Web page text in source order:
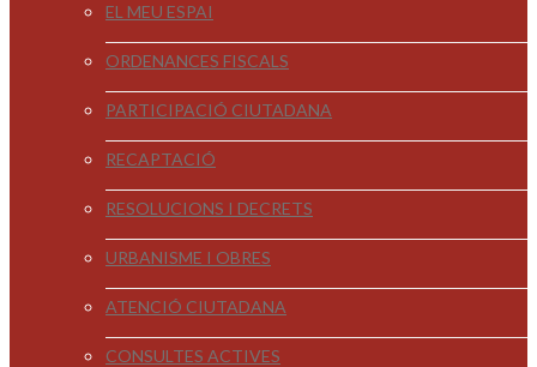
EL MEU ESPAI
ORDENANCES FISCALS
PARTICIPACIÓ CIUTADANA
RECAPTACIÓ
RESOLUCIONS I DECRETS
URBANISME I OBRES
ATENCIÓ CIUTADANA
CONSULTES ACTIVES